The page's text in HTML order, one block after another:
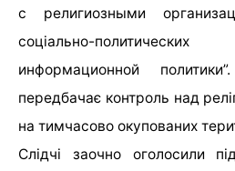
с религиозными
соціально-
информационной
передбачає контроль над
на тимчасово окупованих
Слідчі заочно оголосили